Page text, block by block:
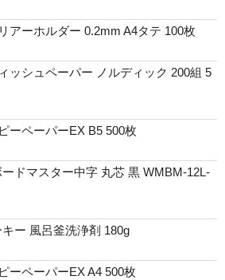
アーホルダー 0.2mm A4タテ 100枚
ッシュペーパー ノルディック 200組 5
ーペーパーEX B5 500枚
ドマスター中字 丸芯 黒 WMBM-12L-
ー 風呂釜洗浄剤 180g
ーペーパーEX A4 500枚